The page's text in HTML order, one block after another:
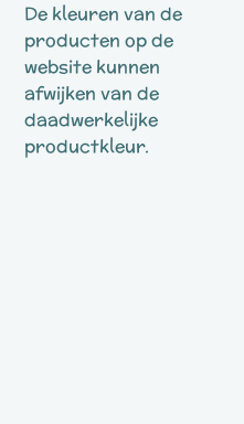
De kleuren van de
producten op de
website kunnen
afwijken van de
daadwerkelijke
productkleur.